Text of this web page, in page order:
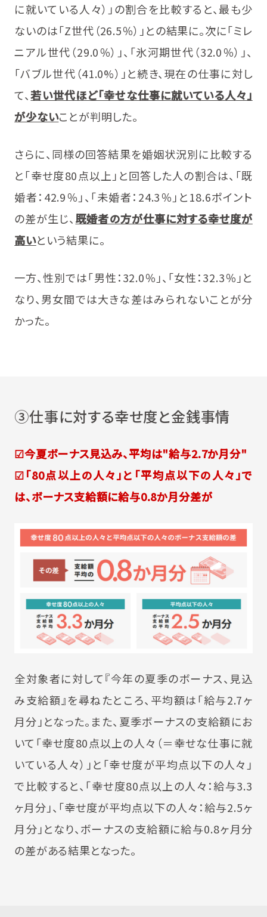
に就いている人々）」の割合を比較すると、最も少
ないのは「Z世代（26.5％）」との結果に。次に「ミレ
ニアル世代（29.0％）」、「氷河期世代（32.0％）」、
「バブル世代（41.0%）」と続き、現在の仕事に対し
て、若い世代ほど「幸せな仕事に就いている人々」
が少ないことが判明した。
さらに、同様の回答結果を婚姻状況別に比較する
と「幸せ度80点以上」と回答した人の割合は、「既
婚者：42.9％」、「未婚者：24.3％」と18.6ポイント
の差が生じ、 既婚者の方が仕事に対する幸せ度が
高いという結果に。
一方、性別では「男性：32.0％」、「女性：32.3％」と
なり、男女間では大きな差はみられないことが分
かった。
③仕事に対する幸せ度と金銭事情
☑今夏ボーナス見込み、平均は"給与2.7か月分"
☑「80点以上の人々」と「平均点以下の人々」で
は、ボーナス支給額に給与0.8か月分差が
全対象者に対して『今年の夏季のボーナス、見込
み支給額』を尋ねたところ、平均額は「給与2.7ヶ
月分」となった。また、夏季ボーナスの支給額にお
いて「幸せ度80点以上の人々（＝幸せな仕事に就
いている人々）」と「幸せ度が平均点以下の人々」
で比較すると、「幸せ度80点以上の人々：給与3.3
ヶ月分」、「幸せ度が平均点以下の人々：給与2.5ヶ
月分」となり、ボーナスの支給額に給与0.8ヶ月分
の差がある結果となった。